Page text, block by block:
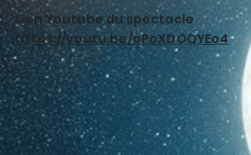
Lien Youtube du spectacle
https://youtu.be/oPoXDOQYEo4